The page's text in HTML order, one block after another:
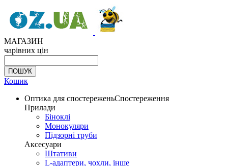
МАГАЗИН
чарівних цін
Кошик
Оптика для спостереженьСпостереження
Прилади
Біноклі
Монокуляри
Підзорні труби
Аксесуари
Штативи
L-адаптери, чохли, інше